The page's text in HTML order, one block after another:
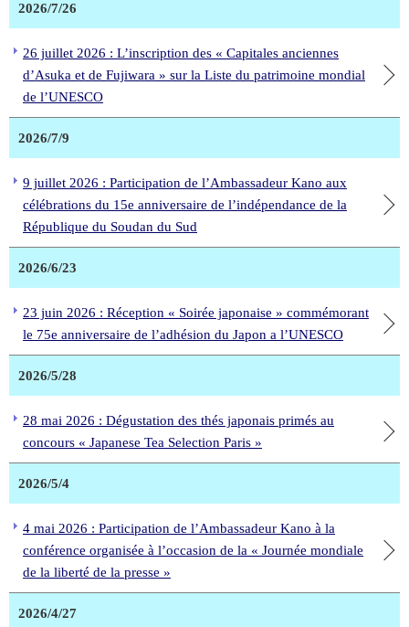
2026/7/26
26 juillet 2026 : L’inscription des « Capitales anciennes
d’Asuka et de Fujiwara » sur la Liste du patrimoine mondial
de l’UNESCO
2026/7/9
9 juillet 2026 : Participation de l’Ambassadeur Kano aux
célébrations du 15e anniversaire de l’indépendance de la
République du Soudan du Sud
2026/6/23
23 juin 2026 : Réception « Soirée japonaise » commémorant
le 75e anniversaire de l’adhésion du Japon a l’UNESCO
2026/5/28
28 mai 2026 : Dégustation des thés japonais primés au
concours « Japanese Tea Selection Paris »
2026/5/4
4 mai 2026 : Participation de l’Ambassadeur Kano à la
conférence organisée à l’occasion de la « Journée mondiale
de la liberté de la presse »
2026/4/27